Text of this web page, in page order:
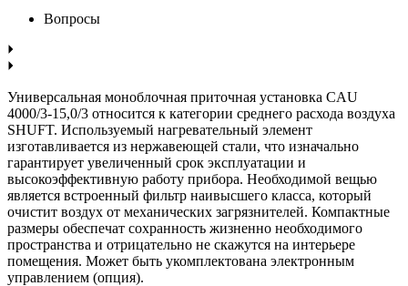
Вопросы
Универсальная моноблочная приточная установка CAU
4000/3-15,0/3 относится к категории среднего расхода воздуха
SHUFT. Используемый нагревательный элемент
изготавливается из нержавеющей стали, что изначально
гарантирует увеличенный срок эксплуатации и
высокоэффективную работу прибора. Необходимой вещью
является встроенный фильтр наивысшего класса, который
очистит воздух от механических загрязнителей. Компактные
размеры обеспечат сохранность жизненно необходимого
пространства и отрицательно не скажутся на интерьере
помещения. Может быть укомплектована электронным
управлением (опция).